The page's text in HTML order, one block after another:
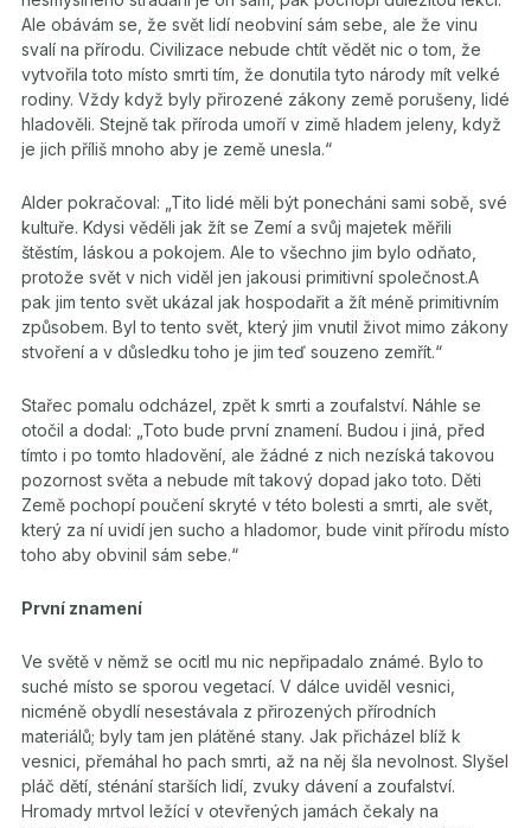
Ale obávám se, že svět lidí neobviní sám sebe, ale že vinu
svalí na přírodu. Civilizace nebude chtít vědět nic o tom, že
vytvořila toto místo smrti tím, že donutila tyto národy mít velké
rodiny. Vždy když byly přirozené zákony země porušeny, lidé
hladověli. Stejně tak příroda umoří v zimě hladem jeleny, když
je jich příliš mnoho aby je země unesla.“
Alder pokračoval: „Tito lidé měli být ponecháni sami sobě, své
kultuře. Kdysi věděli jak žít se Zemí a svůj majetek měřili
štěstím, láskou a pokojem. Ale to všechno jim bylo odňato,
protože svět v nich viděl jen jakousi primitivní společnost.A
pak jim tento svět ukázal jak hospodařit a žít méně primitivním
způsobem. Byl to tento svět, který jim vnutil život mimo zákony
stvoření a v důsledku toho je jim teď souzeno zemřít.“
Stařec pomalu odcházel, zpět k smrti a zoufalství. Náhle se
otočil a dodal: „Toto bude první znamení. Budou i jiná, před
tímto i po tomto hladovění, ale žádné z nich nezíská takovou
pozornost světa a nebude mít takový dopad jako toto. Děti
Země pochopí poučení skryté v této bolesti a smrti, ale svět,
který za ní uvidí jen sucho a hladomor, bude vinit přírodu místo
toho aby obvinil sám sebe.“
První znamení
Ve světě v němž se ocitl mu nic nepřipadalo známé. Bylo to
suché místo se sporou vegetací. V dálce uviděl vesnici,
nicméně obydlí nesestávala z přirozených přírodních
materiálů; byly tam jen plátěné stany. Jak přicházel blíž k
vesnici, přemáhal ho pach smrti, až na něj šla nevolnost. Slyšel
pláč dětí, sténání starších lidí, zvuky dávení a zoufalství.
Hromady mrtvol ležící v otevřených jamách čekaly na